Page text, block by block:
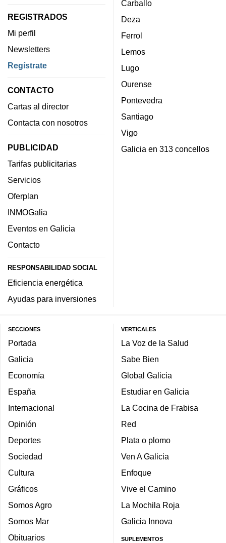
REGISTRADOS
Mi perfil
Newsletters
Regístrate
CONTACTO
Cartas al director
Contacta con nosotros
PUBLICIDAD
Tarifas publicitarias
Servicios
Oferplan
INMOGalia
Eventos en Galicia
Contacto
RESPONSABILIDAD SOCIAL
Eficiencia energética
Ayudas para inversiones
Carballo
Deza
Ferrol
Lemos
Lugo
Ourense
Pontevedra
Santiago
Vigo
Galicia en 313 concellos
SECCIONES
Portada
Galicia
Economía
España
Internacional
Opinión
Deportes
Sociedad
Cultura
Gráficos
Somos Agro
Somos Mar
Obituarios
VERTICALES
La Voz de la Salud
Sabe Bien
Global Galicia
Estudiar en Galicia
La Cocina de Frabisa
Red
Plata o plomo
Ven A Galicia
Enfoque
Vive el Camino
La Mochila Roja
Galicia Innova
SUPLEMENTOS